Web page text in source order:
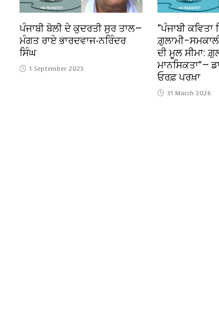
ਪੰਜਾਬੀ ਬੋਲੀ ਦੇ ਕੁਦਰਤੀ ਸੁਰ ਤਾਲ—
ਮੰਗਤ ਰਾਏ ਭਾਰਦਵਾਜ-ਨਰਿੰਦਰ
ਸਿੰਘ
1 September 2023
“ਪੰਜਾਬੀ
ਦੀ ਮੂਲ ਸੀਮਾ:
ਮਾਨਸਿਕਤਾ”—
ਓਰਫ਼ ਪਰਖ਼ਾ
31 March 2026